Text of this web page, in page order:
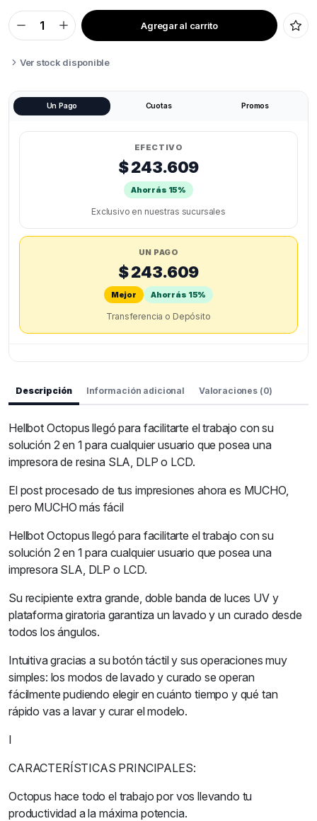
HELLBOT
OCTOPUS
quantity
Agregar al carrito
Ver stock disponible
Un Pago Cuotas Promos
EFECTIVO
$ 243.609
Ahorrás 15%
Exclusivo en nuestras sucursales
UN PAGO
$ 243.609
Mejor Ahorrás 15%
Transferencia o Depósito
Descripción Información adicional Valoraciones (0)
Hellbot Octopus llegó para facilitarte el trabajo con su
solución 2 en 1 para cualquier usuario que posea una
impresora de resina SLA, DLP o LCD.
El post procesado de tus impresiones ahora es MUCHO,
pero MUCHO más fácil
Hellbot Octopus llegó para facilitarte el trabajo con su
solución 2 en 1 para cualquier usuario que posea una
impresora SLA, DLP o LCD.
Su recipiente extra grande, doble banda de luces UV y
plataforma giratoria garantiza un lavado y un curado desde
todos los ángulos.
Intuitiva gracias a su botón táctil y sus operaciones muy
simples: los modos de lavado y curado se operan
fácilmente pudiendo elegir en cuánto tiempo y qué tan
rápido vas a lavar y curar el modelo.
I
CARACTERÍSTICAS PRINCIPALES:
Octopus hace todo el trabajo por vos llevando tu
productividad a la máxima potencia.